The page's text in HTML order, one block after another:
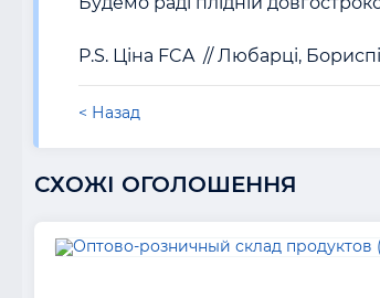
< Назад
СХОЖІ ОГОЛОШЕННЯ